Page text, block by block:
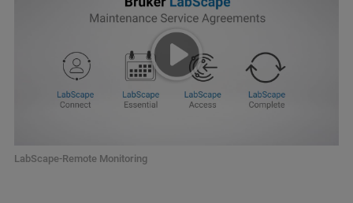
LabScape-Remote Monitoring